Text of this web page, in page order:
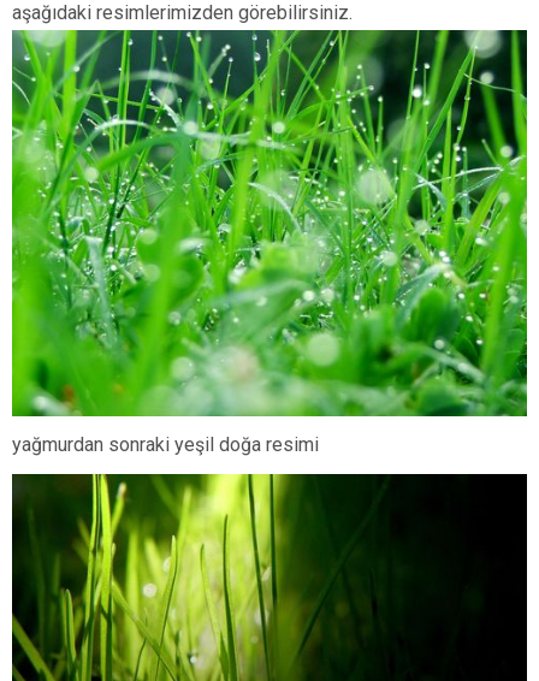
aşağıdaki resimlerimizden görebilirsiniz.
yağmurdan sonraki yeşil doğa resimi